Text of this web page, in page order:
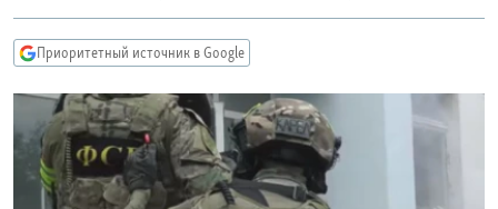
главной
навигации
Вернутся
поиску
КУЛЬТУРА
IDEL.РЕАЛИИ
КАВКАЗ.РЕАЛИИ
СЕВЕР.РЕАЛИИ
СИБИРЬ.РЕАЛИИ
Приоритетный источник в Google